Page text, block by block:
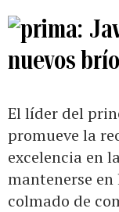
nuevos
El líder del
promueve la
excelencia en
mantenerse
colmado de